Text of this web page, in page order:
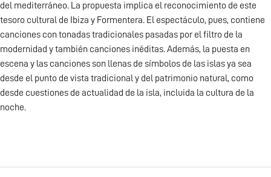
del mediterráneo. La propuesta implica el reconocimiento de este
tesoro cultural de Ibiza y Formentera. El espectáculo, pues, contiene
canciones con tonadas tradicionales pasadas por el filtro de la
modernidad y también canciones inéditas. Además, la puesta en
escena y las canciones son llenas de símbolos de las islas ya sea
desde el punto de vista tradicional y del patrimonio natural, como
desde cuestiones de actualidad de la isla, incluida la cultura de la
noche.